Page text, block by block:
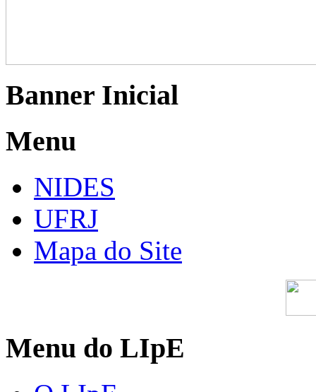
Banner Inicial
Menu
NIDES
UFRJ
Mapa do Site
Menu do LIpE